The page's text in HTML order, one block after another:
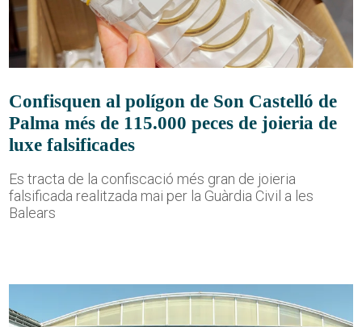
Confisquen al polígon de Son Castelló de
Palma més de 115.000 peces de joieria de
luxe falsificades
Es tracta de la confiscació més gran de joieria
falsificada realitzada mai per la Guàrdia Civil a les
Balears